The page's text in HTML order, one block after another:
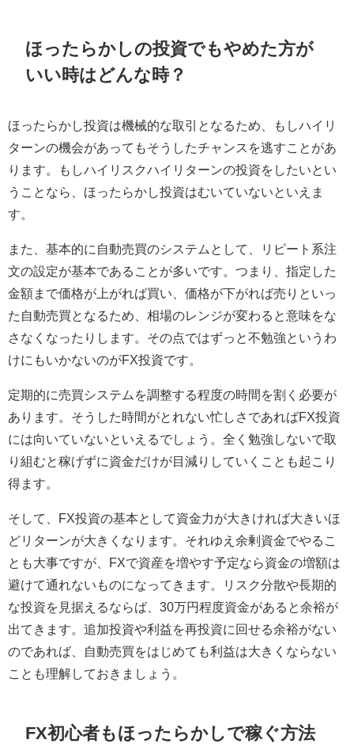
ほったらかしの投資でもやめた方が
いい時はどんな時？
ほったらかし投資は機械的な取引となるため、もしハイリ
ターンの機会があってもそうしたチャンスを逃すことがあ
ります。もしハイリスクハイリターンの投資をしたいとい
うことなら、ほったらかし投資はむいていないといえま
す。
また、基本的に自動売買のシステムとして、リピート系注
文の設定が基本であることが多いです。つまり、指定した
金額まで価格が上がれば買い、価格が下がれば売りといっ
た自動売買となるため、相場のレンジが変わると意味をな
さなくなったりします。その点ではずっと不勉強というわ
けにもいかないのがFX投資です。
定期的に売買システムを調整する程度の時間を割く必要が
あります。そうした時間がとれない忙しさであればFX投資
には向いていないといえるでしょう。全く勉強しないで取
り組むと稼げずに資金だけが目減りしていくことも起こり
得ます。
そして、FX投資の基本として資金力が大きければ大きいほ
どリターンが大きくなります。それゆえ余剰資金でやるこ
とも大事ですが、FXで資産を増やす予定なら資金の増額は
避けて通れないものになってきます。リスク分散や長期的
な投資を見据えるならば、30万円程度資金があると余裕が
出てきます。追加投資や利益を再投資に回せる余裕がない
のであれば、自動売買をはじめても利益は大きくならない
ことも理解しておきましょう。
FX初心者もほったらかしで稼ぐ方法